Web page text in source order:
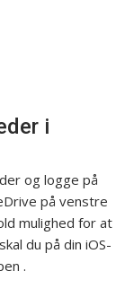
i
og logge på
på venstre
mulighed for at
du på din iOS-
.